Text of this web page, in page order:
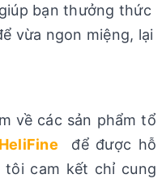
bạn thưởng thức
vừa ngon miệng, lại
về các sản phẩm tổ
HeliFine để được hỗ
tôi cam kết chỉ cung